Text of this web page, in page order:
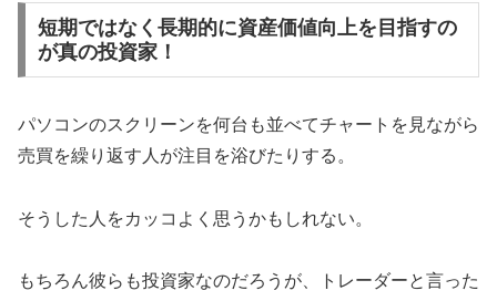
短期ではなく長期的に資産価値向上を目指すの
が真の投資家！
パソコンのスクリーンを何台も並べてチャートを見ながら
売買を繰り返す人が注目を浴びたりする。
そうした人をカッコよく思うかもしれない。
もちろん彼らも投資家なのだろうが、トレーダーと言った